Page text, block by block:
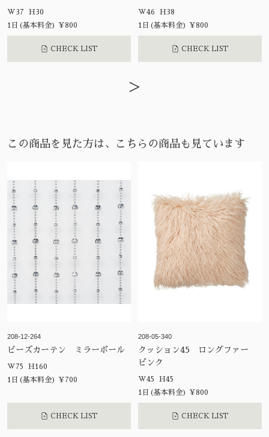
W37 H30
1日(基本料金) ¥800
CHECK LIST
W46 H38
1日(基本料金) ¥800
CHECK LIST
>
この商品を見た方は、こちらの商品も見ています
208-12-264
ビーズカーテン ミラーボール
W75 H160
1日(基本料金) ¥700
CHECK LIST
208-05-340
クッション45 ロングファー
ピンク
W45 H45
1日(基本料金) ¥800
CHECK LIST